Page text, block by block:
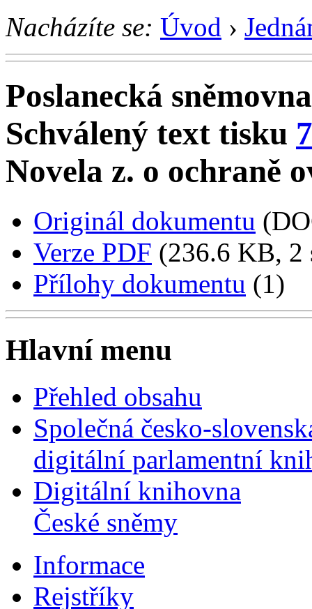
Nacházíte se: Úvod ›
Poslanecká sněmovna
Schválený text tisku
Novela z. o ochraně
Originál dokumentu
Verze PDF (236.6 KB, 2
Přílohy dokumentu (1)
Hlavní menu
Přehled obsahu
Společná česko-
digitální parlamentní
Digitální knihovna
České sněmy
Informace
Rejstříky